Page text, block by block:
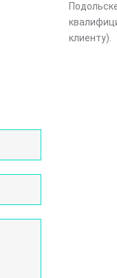
клиенту).